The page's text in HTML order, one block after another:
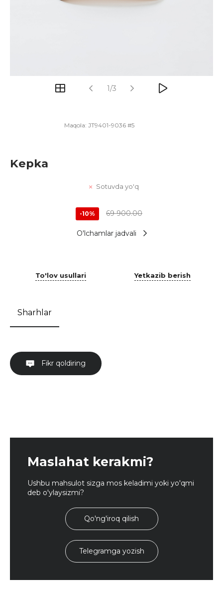
1/3
Maqola: JT9401-9036 #5
Kepka
Sotuvda yo'q
-10% 69 900.00
O'lchamlar jadvali
To'lov usullari Yetkazib berish
Sharhlar
Fikr qoldiring
Maslahat kerakmi?
Ushbu mahsulot sizga mos keladimi yoki yo'qmi
deb o'ylaysizmi?
Qo'ng'iroq qilish
Telegramga yozish